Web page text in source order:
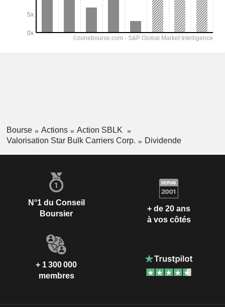
Bourse Actions
Action SBLK
Valorisation Star Bulk Carriers Corp.
Dividende
N°1 du Conseil
Boursier
+ de 20 ans
à vos côtés
+ 1 300 000
membres